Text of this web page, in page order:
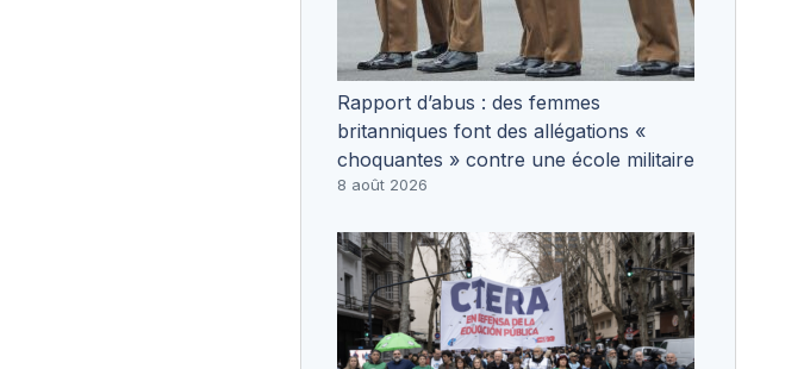
Rapport d’abus : des femmes
britanniques font des allégations «
choquantes » contre une école militaire
8 août 2026